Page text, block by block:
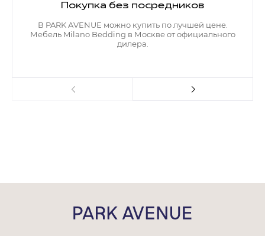
Покупка без посредников
В PARK AVENUE можно купить по лучшей цене.
Мебель Milano Bedding в Москве от официального
дилера.